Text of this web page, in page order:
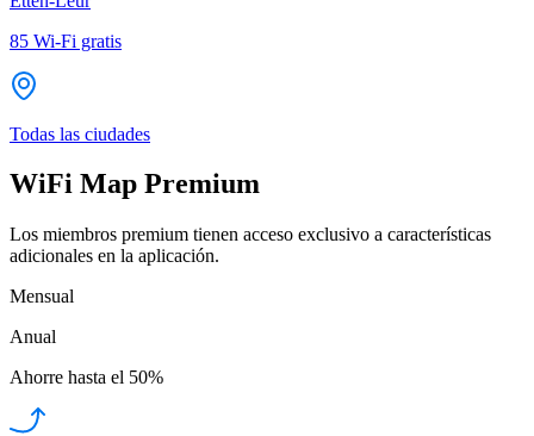
85 Wi-Fi gratis
Todas las ciudades
WiFi Map Premium
Los miembros premium tienen acceso exclusivo a características
adicionales en la aplicación.
Mensual
Anual
Ahorre hasta el 50%